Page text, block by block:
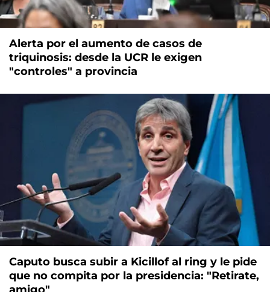
Alerta por el aumento de casos de
triquinosis: desde la UCR le exigen
"controles" a provincia
Caputo busca subir a Kicillof al ring y le pide
que no compita por la presidencia: "Retirate,